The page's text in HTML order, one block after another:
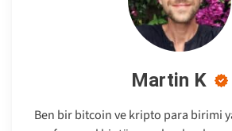
Martin K
Ben bir bitcoin ve kripto para birimi